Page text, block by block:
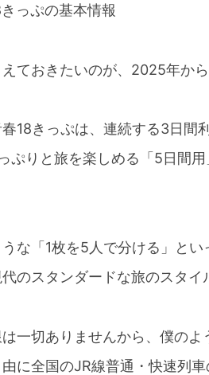
っぷの基本情報
えておきたいのが、2025年か
18きっぷは、連続する3日間
ぷりと旅を楽しめる「5日間
うな「1枚を5人で分ける」と
のスタンダードな旅のスタイ
一切ありませんから、僕の
に全国のJR線普通・快速列